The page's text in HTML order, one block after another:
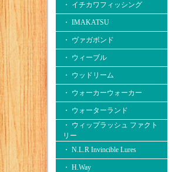
・ イチカワフィッシング
・ IMAKATSU
・ ヴァガボンド
・ ウィーブル
・ ウッドリーム
・ ウォーカーウォーカー
・ ウォーターランド
・ ウィップラッシュ ファクト
リー
・ N.L.R Invincible Lures
・ H.Way